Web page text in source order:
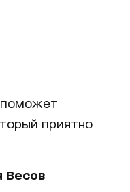
поможет
приятно
Весов